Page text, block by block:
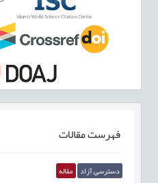
فهرست مقالات
دسترسی آزاد مقاله